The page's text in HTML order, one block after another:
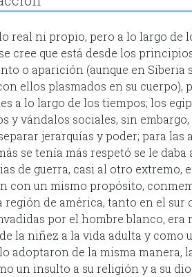
real ni propio, pero a lo largo de
cree que está desde los
o aparición (aunque en Siberia
ellos plasmados en su cuerpo),
a lo largo de los tiempos; los
y vándalos sociales, sin
jerarquías y poder; para las
se tenía más respetó se le daba
de guerra, casi al otro extremo,
con un mismo propósito,
región de américa, tanto en el
por el hombre blanco,
la niñez a la vida adulta y como
adoptaron de la misma manera,
un insulto a su religión y a su